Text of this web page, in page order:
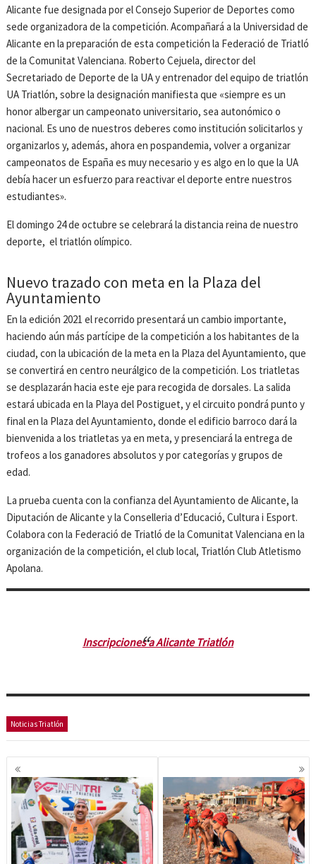
Alicante fue designada por el Consejo Superior de Deportes como
sede organizadora de la competición. Acompañará a la Universidad de
Alicante en la preparación de esta competición la Federació de Triatló
de la Comunitat Valenciana. Roberto Cejuela, director del
Secretariado de Deporte de la UA y entrenador del equipo de triatlón
UA Triatlón, sobre la designación manifiesta que «siempre es un
honor albergar un campeonato universitario, sea autonómico o
nacional. Es uno de nuestros deberes como institución solicitarlos y
organizarlos y, además, ahora en pospandemia, volver a organizar
campeonatos de España es muy necesario y es algo en lo que la UA
debía hacer un esfuerzo para reactivar el deporte entre nuestros
estudiantes».
El domingo 24 de octubre se celebrará la distancia reina de nuestro
deporte, el triatlón olímpico.
Nuevo trazado con meta en la Plaza del
Ayuntamiento
En la edición 2021 el recorrido presentará un cambio importante,
haciendo aún más partícipe de la competición a los habitantes de la
ciudad, con la ubicación de la meta en la Plaza del Ayuntamiento, que
se convertirá en centro neurálgico de la competición. Los triatletas
se desplazarán hacia este eje para recogida de dorsales. La salida
estará ubicada en la Playa del Postiguet, y el circuito pondrá punto y
final en la Plaza del Ayuntamiento, donde el edificio barroco dará la
bienvenida a los triatletas ya en meta, y presenciará la entrega de
trofeos a los ganadores absolutos y por categorías y grupos de
edad.
La prueba cuenta con la confianza del Ayuntamiento de Alicante, la
Diputación de Alicante y la Conselleria d’Educació, Cultura i Esport.
Colabora con la Federació de Triatló de la Comunitat Valenciana en la
organización de la competición, el club local, Triatlón Club Atletismo
Apolana.
Inscripciones a Alicante Triatlón
Noticias Triatlón
Navegación
de
entradas